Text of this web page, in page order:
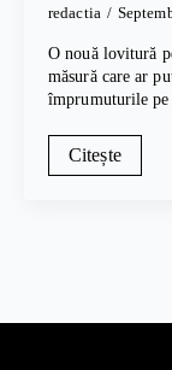
redactia
O nouă lovitură
măsură care ar
împrumuturile pe
Citește